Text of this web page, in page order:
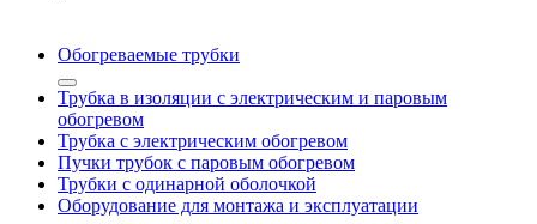
Обогреваемые трубки
Трубка в изоляции с электрическим и паровым
обогревом
Трубка с электрическим обогревом
Пучки трубок с паровым обогревом
Трубки с одинарной оболочкой
Оборудование для монтажа и эксплуатации